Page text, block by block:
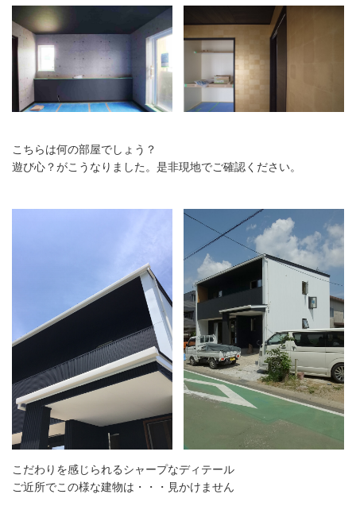
こちらは何の部屋でしょう？
遊び心？がこうなりました。是非現地でご確認ください。
こだわりを感じられるシャープなディテール
ご近所でこの様な建物は・・・見かけません